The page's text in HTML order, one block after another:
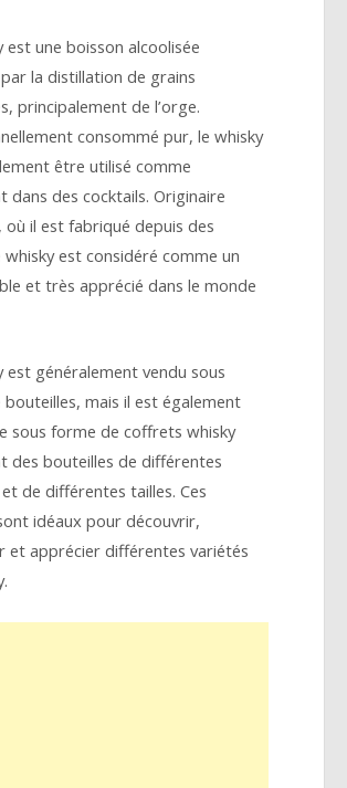
est une boisson alcoolisée
la distillation de grains
principalement de l’orge.
consommé pur, le whisky
être utilisé comme
dans des cocktails. Originaire
où il est fabriqué depuis des
whisky est considéré comme un
et très apprécié dans le monde
est généralement vendu sous
mais il est également
sous forme de coffrets whisky
des bouteilles de différentes
de différentes tailles. Ces
idéaux pour découvrir,
et apprécier différentes variétés